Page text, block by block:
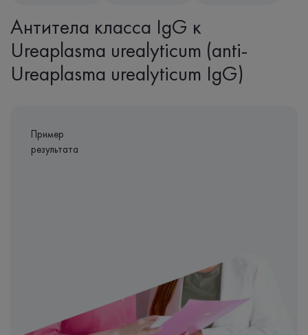
Антитела класса IgG к
Ureaplasma urealyticum (anti-
Ureaplasma urealyticum IgG)
Пример
результата